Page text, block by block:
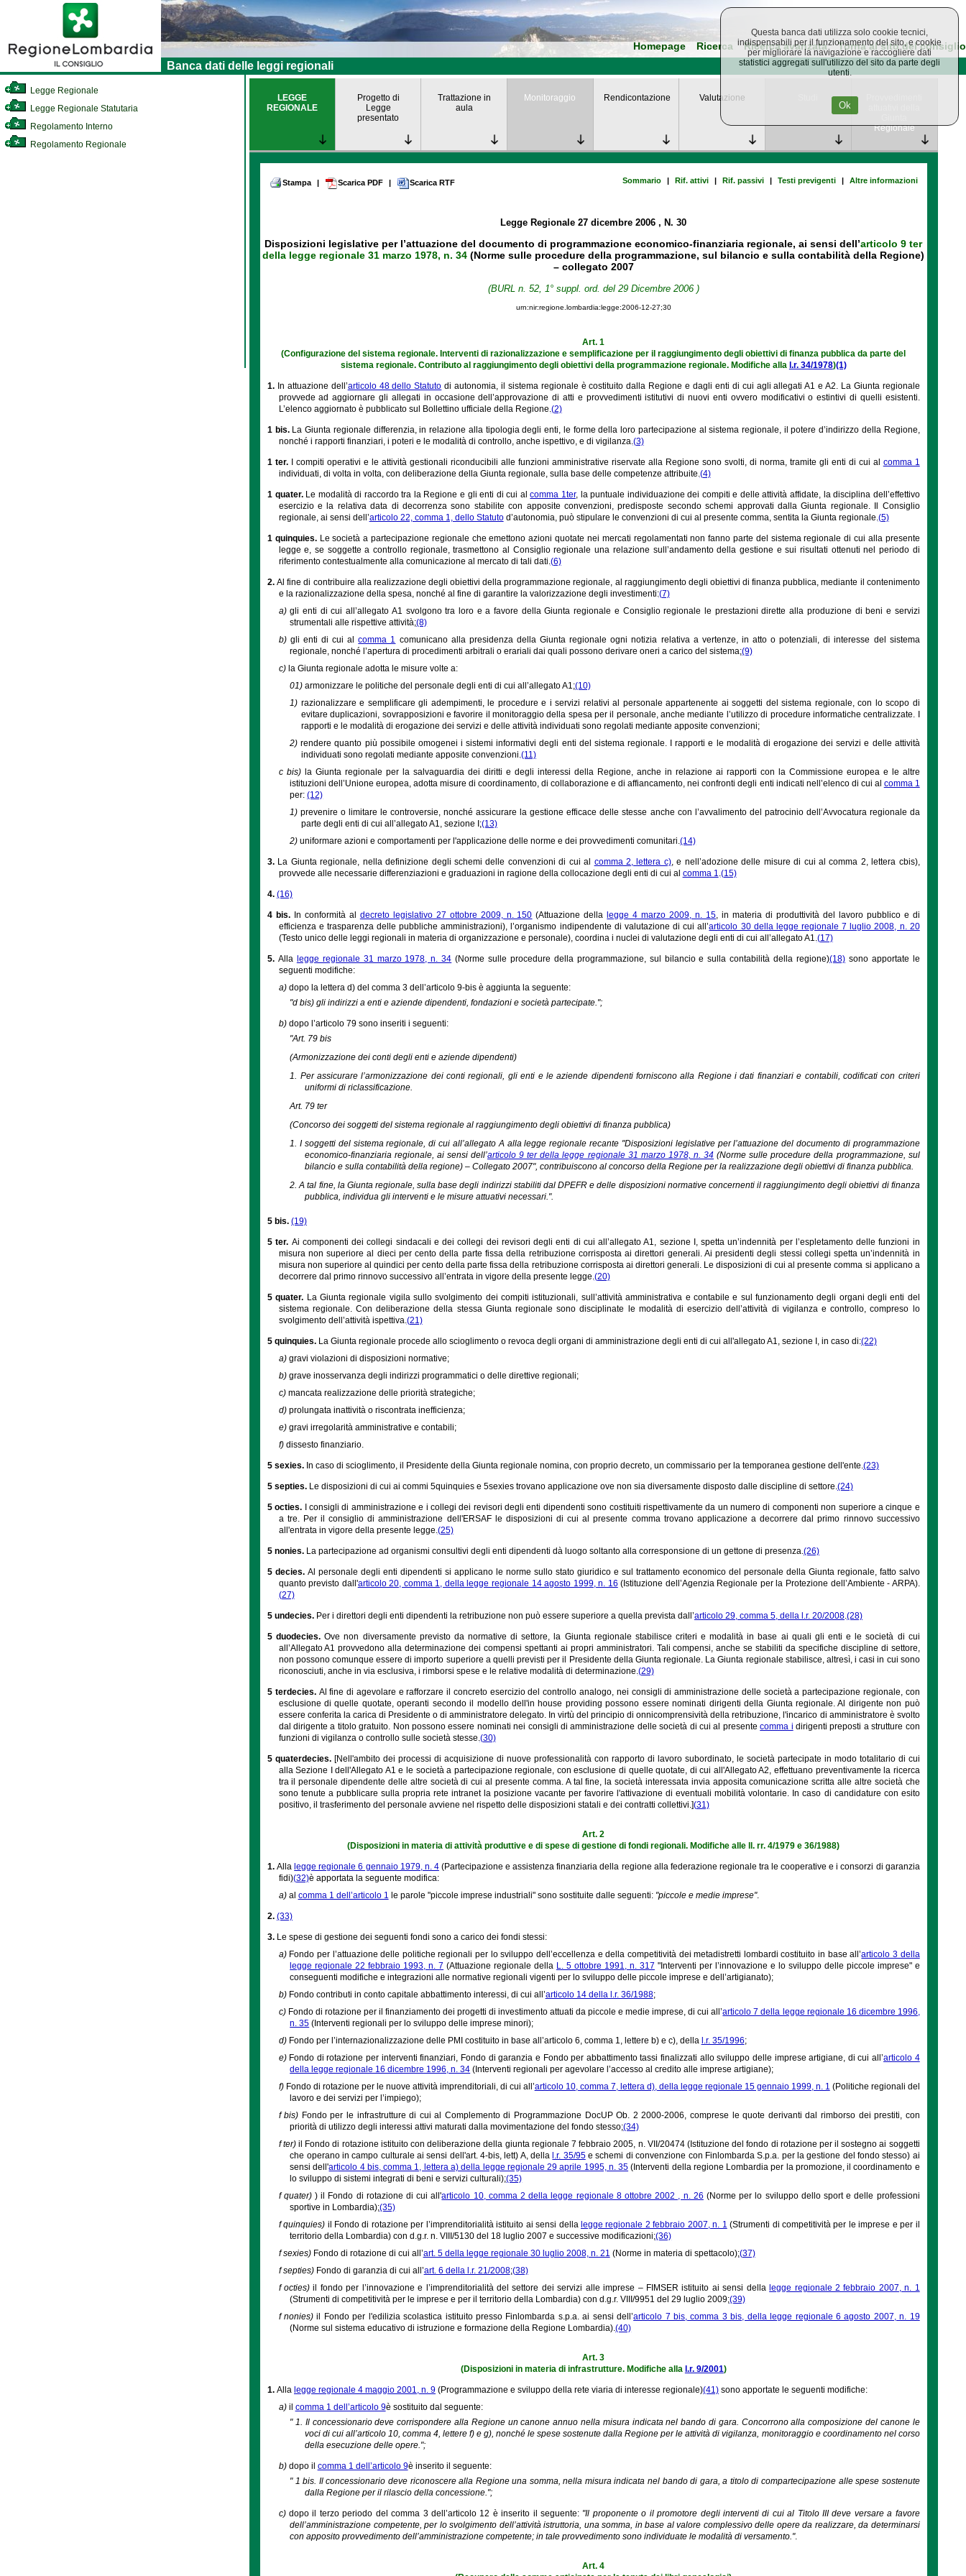
Homepage Ricerca Ricerca avanzata Torna al sito del consiglio
Banca dati delle leggi regionali
Legge Regionale
Legge Regionale Statutaria
Regolamento Interno
Regolamento Regionale
LEGGE
REGIONALE
Progetto di
Legge
presentato
Trattazione in
aula
Monitoraggio Rendicontazione Valutazione
Regionale
Stampa | Scarica PDF | Scarica RTF Sommario | Rif. attivi | Rif. passivi | Testi previgenti | Altre informazioni
Legge Regionale27 dicembre 2006, N. 30
Disposizioni legislative per l’attuazione del documento di programmazione economico-finanziaria regionale, ai sensi dell’articolo 9 ter
della legge regionale 31 marzo 1978, n. 34 (Norme sulle procedure della programmazione, sul bilancio e sulla contabilità della Regione)
– collegato 2007
(BURL n. 52, 1° suppl. ord. del 29 Dicembre 2006 )
urn:nir:regione.lombardia:legge:2006-12-27;30
Art. 1
(Configurazione del sistema regionale. Interventi di razionalizzazione e semplificazione per il raggiungimento degli obiettivi di finanza pubblica da parte del
sistema regionale. Contributo al raggiungimento degli obiettivi della programmazione regionale. Modifiche alla l.r. 34/1978)(1)
1. In attuazione dell’articolo 48 dello Statuto di autonomia, il sistema regionale è costituito dalla Regione e dagli enti di cui agli allegati A1 e A2. La Giunta regionale
provvede ad aggiornare gli allegati in occasione dell’approvazione di atti e provvedimenti istitutivi di nuovi enti ovvero modificativi o estintivi di quelli esistenti.
L’elenco aggiornato è pubblicato sul Bollettino ufficiale della Regione.(2)
1 bis. La Giunta regionale differenzia, in relazione alla tipologia degli enti, le forme della loro partecipazione al sistema regionale, il potere d’indirizzo della Regione,
nonché i rapporti finanziari, i poteri e le modalità di controllo, anche ispettivo, e di vigilanza.(3)
1 ter. I compiti operativi e le attività gestionali riconducibili alle funzioni amministrative riservate alla Regione sono svolti, di norma, tramite gli enti di cui al comma 1
individuati, di volta in volta, con deliberazione della Giunta regionale, sulla base delle competenze attribuite.(4)
1 quater. Le modalità di raccordo tra la Regione e gli enti di cui alcomma 1ter, la puntuale individuazione dei compiti e delle attività affidate, la disciplina dell’effettivo
esercizio e la relativa data di decorrenza sono stabilite con apposite convenzioni, predisposte secondo schemi approvati dalla Giunta regionale. Il Consiglio
regionale, ai sensi dell’articolo 22, comma 1, dello Statutod’autonomia, può stipulare le convenzioni di cui al presente comma, sentita la Giunta regionale.(5)
1 quinquies. Le società a partecipazione regionale che emettono azioni quotate nei mercati regolamentati non fanno parte del sistema regionale di cui alla presente
legge e, se soggette a controllo regionale, trasmettono al Consiglio regionale una relazione sull’andamento della gestione e sui risultati ottenuti nel periodo di
riferimento contestualmente alla comunicazione al mercato di tali dati.(6)
2.Al fine di contribuire alla realizzazione degli obiettivi della programmazione regionale, al raggiungimento degli obiettivi di finanza pubblica, mediante il contenimento
e la razionalizzazione della spesa, nonché al fine di garantire la valorizzazione degli investimenti:(7)
a)gli enti di cui all’allegato A1 svolgono tra loro e a favore della Giunta regionale e Consiglio regionale le prestazioni dirette alla produzione di beni e servizi
strumentali alle rispettive attività;(8)
b) gli enti di cui alcomma 1 comunicano alla presidenza della Giunta regionale ogni notizia relativa a vertenze, in atto o potenziali, di interesse del sistema
regionale, nonché l’apertura di procedimenti arbitrali o erariali dai quali possono derivare oneri a carico del sistema;(9)
c) la Giunta regionale adotta le misure volte a:
01)armonizzare le politiche del personale degli enti di cui all’allegato A1;(10)
1) razionalizzare e semplificare gli adempimenti, le procedure e i servizi relativi al personale appartenente ai soggetti del sistema regionale, con lo scopo di
evitare duplicazioni, sovrapposizioni e favorire il monitoraggio della spesa per il personale, anche mediante l’utilizzo di procedure informatiche centralizzate. I
rapporti e le modalità di erogazione dei servizi e delle attività individuati sono regolati mediante apposite convenzioni;
2)rendere quanto più possibile omogenei i sistemi informativi degli enti del sistema regionale. I rapporti e le modalità di erogazione dei servizi e delle attività
individuati sono regolati mediante apposite convenzioni.(11)
c bis) la Giunta regionale per la salvaguardia dei diritti e degli interessi della Regione, anche in relazione ai rapporti con la Commissione europea e le altre
istituzioni dell’Unione europea, adotta misure di coordinamento, di collaborazione e di affiancamento, nei confronti degli enti indicati nell’elenco di cui al comma 1
per:(12)
1)prevenire o limitare le controversie, nonché assicurare la gestione efficace delle stesse anche con l’avvalimento del patrocinio dell’Avvocatura regionale da
parte degli enti di cui all’allegato A1, sezione I;(13)
2)uniformare azioni e comportamenti per l'applicazione delle norme e dei provvedimenti comunitari.(14)
3. La Giunta regionale, nella definizione degli schemi delle convenzioni di cui al comma 2, lettera c), e nell’adozione delle misure di cui al comma 2, lettera cbis),
provvede alle necessarie differenziazioni e graduazioni in ragione della collocazione degli enti di cui al comma 1.(15)
4. (16)
4 bis. In conformità al decreto legislativo 27 ottobre 2009, n. 150 (Attuazione della legge 4 marzo 2009, n. 15, in materia di produttività del lavoro pubblico e di
efficienza e trasparenza delle pubbliche amministrazioni), l’organismo indipendente di valutazione di cui all’articolo 30 della legge regionale 7 luglio 2008, n. 20
(Testo unico delle leggi regionali in materia di organizzazione e personale), coordina i nuclei di valutazione degli enti di cui all’allegato A1.(17)
5. Alla legge regionale 31 marzo 1978, n. 34 (Norme sulle procedure della programmazione, sul bilancio e sulla contabilità della regione)(18) sono apportate le
seguenti modifiche:
a) dopo la lettera d) del comma 3 dell’articolo 9-bis è aggiunta la seguente:
"d bis) gli indirizzi a enti e aziende dipendenti, fondazioni e società partecipate.";
b) dopo l’articolo 79 sono inseriti i seguenti:
"Art. 79 bis
(Armonizzazione dei conti degli enti e aziende dipendenti)
1. Per assicurare l’armonizzazione dei conti regionali, gli enti e le aziende dipendenti forniscono alla Regione i dati finanziari e contabili, codificati con criteri
uniformi di riclassificazione.
Art. 79 ter
(Concorso dei soggetti del sistema regionale al raggiungimento degli obiettivi di finanza pubblica)
1. I soggetti del sistema regionale, di cui all’allegato A alla legge regionale recante "Disposizioni legislative per l’attuazione del documento di programmazione
economico-finanziaria regionale, ai sensi dell’articolo 9 ter della legge regionale 31 marzo 1978, n. 34 (Norme sulle procedure della programmazione, sul
bilancio e sulla contabilità della regione) – Collegato 2007", contribuiscono al concorso della Regione per la realizzazione degli obiettivi di finanza pubblica.
2. A tal fine, la Giunta regionale, sulla base degli indirizzi stabiliti dal DPEFR e delle disposizioni normative concernenti il raggiungimento degli obiettivi di finanza
pubblica, individua gli interventi e le misure attuativi necessari.".
5 bis. (19)
5 ter. Ai componenti dei collegi sindacali e dei collegi dei revisori degli enti di cui all’allegato A1, sezione I, spetta un’indennità per l’espletamento delle funzioni in
misura non superiore al dieci per cento della parte fissa della retribuzione corrisposta ai direttori generali. Ai presidenti degli stessi collegi spetta un’indennità in
misura non superiore al quindici per cento della parte fissa della retribuzione corrisposta ai direttori generali. Le disposizioni di cui al presente comma si applicano a
decorrere dal primo rinnovo successivo all’entrata in vigore della presente legge.(20)
5 quater. La Giunta regionale vigila sullo svolgimento dei compiti istituzionali, sull’attività amministrativa e contabile e sul funzionamento degli organi degli enti del
sistema regionale. Con deliberazione della stessa Giunta regionale sono disciplinate le modalità di esercizio dell’attività di vigilanza e controllo, compreso lo
svolgimento dell’attività ispettiva.(21)
5 quinquies. La Giunta regionale procede allo scioglimento o revoca degli organi di amministrazione degli enti di cui all'allegato A1, sezione I, in caso di:(22)
a) gravi violazioni di disposizioni normative;
b) grave inosservanza degli indirizzi programmatici o delle direttive regionali;
c) mancata realizzazione delle priorità strategiche;
d) prolungata inattività o riscontrata inefficienza;
e) gravi irregolarità amministrative e contabili;
f) dissesto finanziario.
5 sexies. In caso di scioglimento, il Presidente della Giunta regionale nomina, con proprio decreto, un commissario per la temporanea gestione dell'ente.(23)
5 septies. Le disposizioni di cui ai commi 5quinquies e 5sexies trovano applicazione ove non sia diversamente disposto dalle discipline di settore.(24)
5 octies.
I consigli di amministrazione e i collegi dei revisori degli enti dipendenti sono costituiti rispettivamente da un numero di componenti non superiore a cinque e
a tre. Per il consiglio di amministrazione dell'ERSAF le disposizioni di cui al presente comma trovano applicazione a decorrere dal primo rinnovo successivo
all'entrata in vigore della presente legge.(25)
5 nonies. La partecipazione ad organismi consultivi degli enti dipendenti dà luogo soltanto alla corresponsione di un gettone di presenza.(26)
5 decies. Al personale degli enti dipendenti si applicano le norme sullo stato giuridico e sul trattamento economico del personale della Giunta regionale, fatto salvo
quanto previsto dall'articolo 20, comma 1, della legge regionale 14 agosto 1999, n. 16 (Istituzione dell’Agenzia Regionale per la Protezione dell’Ambiente - ARPA).
(27)
5 undecies. Per i direttori degli enti dipendenti la retribuzione non può essere superiore a quella prevista dall’articolo 29, comma 5, della l.r. 20/2008.(28)
5 duodecies.Ove non diversamente previsto da normative di settore, la Giunta regionale stabilisce criteri e modalità in base ai quali gli enti e le società di cui
all’Allegato A1 provvedono alla determinazione dei compensi spettanti ai propri amministratori. Tali compensi, anche se stabiliti da specifiche discipline di settore,
non possono comunque essere di importo superiore a quelli previsti per il Presidente della Giunta regionale. La Giunta regionale stabilisce, altresì, i casi in cui sono
riconosciuti, anche in via esclusiva, i rimborsi spese e le relative modalità di determinazione.(29)
5 terdecies. Al fine di agevolare e rafforzare il concreto esercizio del controllo analogo, nei consigli di amministrazione delle società a partecipazione regionale, con
esclusione di quelle quotate, operanti secondo il modello dell'in house providing possono essere nominati dirigenti della Giunta regionale. Al dirigente non può
essere conferita la carica di Presidente o di amministratore delegato. In virtù del principio di onnicomprensività della retribuzione, l'incarico di amministratore è svolto
dal dirigente a titolo gratuito. Non possono essere nominati nei consigli di amministrazione delle società di cui al presentecomma i dirigenti preposti a strutture con
funzioni di vigilanza o controllo sulle società stesse.(30)
5 quaterdecies. [Nell'ambito dei processi di acquisizione di nuove professionalità con rapporto di lavoro subordinato, le società partecipate in modo totalitario di cui
alla Sezione I dell'Allegato A1 e le società a partecipazione regionale, con esclusione di quelle quotate, di cui all'Allegato A2, effettuano preventivamente la ricerca
tra il personale dipendente delle altre società di cui al presente comma. A tal fine, la società interessata invia apposita comunicazione scritta alle altre società che
sono tenute a pubblicare sulla propria rete intranet la posizione vacante per favorire l'attivazione di eventuali mobilità volontarie. In caso di candidature con esito
positivo, il trasferimento del personale avviene nel rispetto delle disposizioni statali e dei contratti collettivi.](31)
Art. 2
(Disposizioni in materia di attività produttive e di spese di gestione di fondi regionali. Modifiche alle ll. rr. 4/1979 e 36/1988)
1.Alla legge regionale 6 gennaio 1979, n. 4(Partecipazione e assistenza finanziaria della regione alla federazione regionale tra le cooperative e i consorzi di garanzia
fidi)(32)è apportata la seguente modifica:
a) al comma 1 dell’articolo 1 le parole "piccole imprese industriali" sono sostituite dalle seguenti: "piccole e medie imprese".
2. (33)
3. Le spese di gestione dei seguenti fondi sono a carico dei fondi stessi:
a) Fondo per l’attuazione delle politiche regionali per lo sviluppo dell’eccellenza e della competitività dei metadistretti lombardi costituito in base all’articolo 3 della
legge regionale 22 febbraio 1993, n. 7 (Attuazione regionale della L. 5 ottobre 1991, n. 317 "Interventi per l’innovazione e lo sviluppo delle piccole imprese" e
conseguenti modifiche e integrazioni alle normative regionali vigenti per lo sviluppo delle piccole imprese e dell’artigianato);
b) Fondo contributi in conto capitale abbattimento interessi, di cui all’articolo 14 della l.r. 36/1988;
c) Fondo di rotazione per il finanziamento dei progetti di investimento attuati da piccole e medie imprese, di cui all’articolo 7 della legge regionale 16 dicembre 1996,
n. 35 (Interventi regionali per lo sviluppo delle imprese minori);
d) Fondo per l’internazionalizzazione delle PMI costituito in base all’articolo 6, comma 1, lettere b) e c), della l.r. 35/1996;
e) Fondo di rotazione per interventi finanziari, Fondo di garanzia e Fondo per abbattimento tassi finalizzati allo sviluppo delle imprese artigiane, di cui all’articolo 4
della legge regionale 16 dicembre 1996, n. 34 (Interventi regionali per agevolare l’accesso al credito alle imprese artigiane);
f) Fondo di rotazione per le nuove attività imprenditoriali, di cui all’articolo 10, comma 7, lettera d), della legge regionale 15 gennaio 1999, n. 1 (Politiche regionali del
lavoro e dei servizi per l’impiego);
f bis) Fondo per le infrastrutture di cui al Complemento di Programmazione DocUP Ob. 2 2000-2006, comprese le quote derivanti dal rimborso dei prestiti, con
priorità di utilizzo degli interessi attivi maturati dalla movimentazione del fondo stesso;(34)
f ter) il Fondo di rotazione istituito con deliberazione della giunta regionale 7 febbraio 2005, n. VII/20474 (Istituzione del fondo di rotazione per il sostegno ai soggetti
che operano in campo culturale ai sensi dell'art. 4-bis, lett) A, della l.r. 35/95e schemi di convenzione con Finlombarda S.p.a. per la gestione del fondo stesso) ai
sensi dell'articolo 4 bis, comma 1, lettera a) della legge regionale 29 aprile 1995, n. 35 (Interventi della regione Lombardia per la promozione, il coordinamento e
lo sviluppo di sistemi integrati di beni e servizi culturali);(35)
f quater) ) il Fondo di rotazione di cui all'articolo 10, comma 2 della legge regionale 8 ottobre 2002 , n. 26 (Norme per lo sviluppo dello sport e delle professioni
sportive in Lombardia);(35)
f quinquies) il Fondo di rotazione per l’imprenditorialità istituito ai sensi della legge regionale 2 febbraio 2007, n. 1 (Strumenti di competitività per le imprese e per il
territorio della Lombardia) con d.g.r. n. VIII/5130 del 18 luglio 2007 e successive modificazioni;(36)
f sexies) Fondo di rotazione di cui all’art. 5 della legge regionale 30 luglio 2008, n. 21 (Norme in materia di spettacolo);(37)
f septies) Fondo di garanzia di cui all’art. 6 della l.r. 21/2008;(38)
f octies)il fondo per l’innovazione e l’imprenditorialità del settore dei servizi alle imprese – FIMSER istituito ai sensi della legge regionale 2 febbraio 2007, n. 1
(Strumenti di competitività per le imprese e per il territorio della Lombardia) con d.g.r. VIII/9951 del 29 luglio 2009;(39)
f nonies)il Fondo per l'edilizia scolastica istituito presso Finlombarda s.p.a. ai sensi dell’articolo 7 bis, comma 3 bis, della legge regionale 6 agosto 2007, n. 19
(Norme sul sistema educativo di istruzione e formazione della Regione Lombardia).(40)
Art. 3
(Disposizioni in materia di infrastrutture. Modifiche alla l.r. 9/2001)
1. Alla legge regionale 4 maggio 2001, n. 9 (Programmazione e sviluppo della rete viaria di interesse regionale)(41) sono apportate le seguenti modifiche:
a) il comma 1 dell’articolo 9è sostituito dal seguente:
" 1. Il concessionario deve corrispondere alla Regione un canone annuo nella misura indicata nel bando di gara. Concorrono alla composizione del canone le
voci di cui all’articolo 10, comma 4, lettere f) e g), nonché le spese sostenute dalla Regione per le attività di vigilanza, monitoraggio e coordinamento nel corso
della esecuzione delle opere.";
b) dopo il comma 1 dell’articolo 9è inserito il seguente:
" 1 bis. Il concessionario deve riconoscere alla Regione una somma, nella misura indicata nel bando di gara, a titolo di compartecipazione alle spese sostenute
dalla Regione per il rilascio della concessione.";
c)dopo il terzo periodo del comma 3 dell’articolo 12 è inserito il seguente: "Il proponente o il promotore degli interventi di cui al Titolo III deve versare a favore
dell’amministrazione competente, per lo svolgimento dell’attività istruttoria, una somma, in base al valore complessivo delle opere da realizzare, da determinarsi
con apposito provvedimento dell’amministrazione competente; in tale provvedimento sono individuate le modalità di versamento.".
Art. 4
Questa banca dati utilizza solo cookie tecnici,
indispensabili per il funzionamento del sito, e cookie
per migliorare la navigazione e raccogliere dati
statistici aggregati sull'utilizzo del sito da parte degli
utenti.
Ok